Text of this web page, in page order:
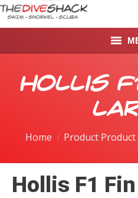
首页
潜水课程
Hollis
Home Product Product
Hollis F1